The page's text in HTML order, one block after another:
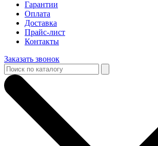
Гарантии
Оплата
Доставка
Прайс-лист
Контакты
Заказать звонок